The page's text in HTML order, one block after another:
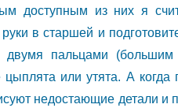
доступным из них я
в старшей и
двумя пальцами
или утята. А
недостающие детали и